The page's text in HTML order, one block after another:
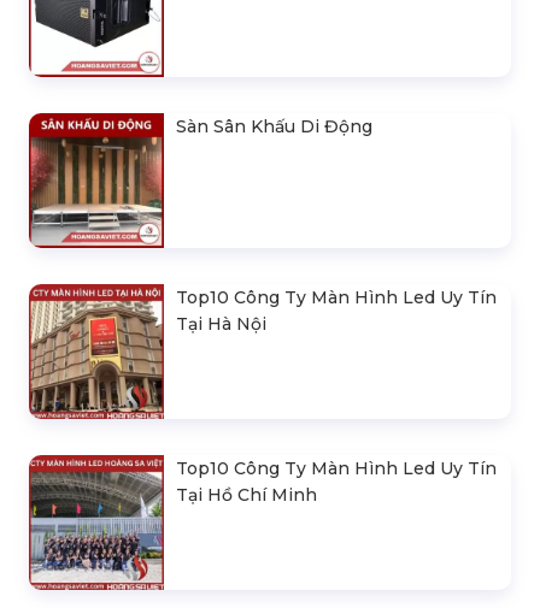
Sàn Sân Khấu Di Động
Top10 Công Ty Màn Hình Led Uy Tín
Tại Hà Nội
Top10 Công Ty Màn Hình Led Uy Tín
Tại Hồ Chí Minh